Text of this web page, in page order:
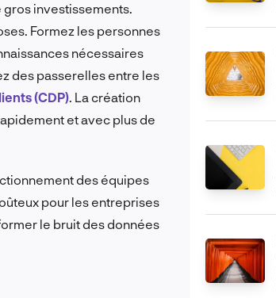
gros investissements.
Formez les personnes
nécessaires
des passerelles entre les
(CDP). La création
et avec plus de
des équipes
pour les entreprises
le bruit des données